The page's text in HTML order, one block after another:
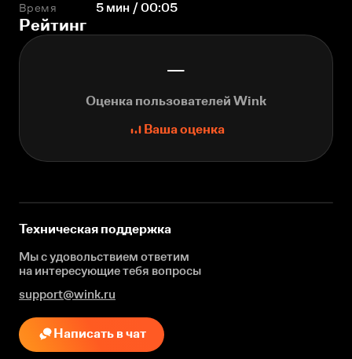
Время 5 мин / 00:05
Рейтинг
—
Оценка пользователей Wink
Ваша оценка
Техническая поддержка
Мы с удовольствием ответим
на интересующиетебя вопросы
support@wink.ru
Написать в чат